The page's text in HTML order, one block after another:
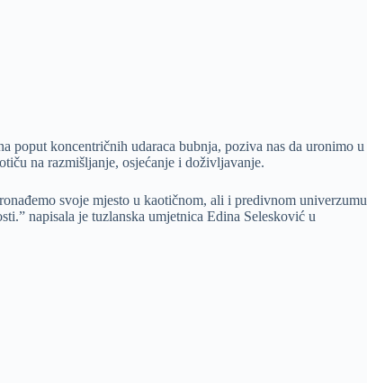
poput koncentričnih udaraca bubnja, poziva nas da uronimo u
na razmišljanje, osjećanje i doživljavanje.
svoje mjesto u kaotičnom, ali i predivnom univerzumu
napisala je tuzlanska umjetnica Edina Selesković u